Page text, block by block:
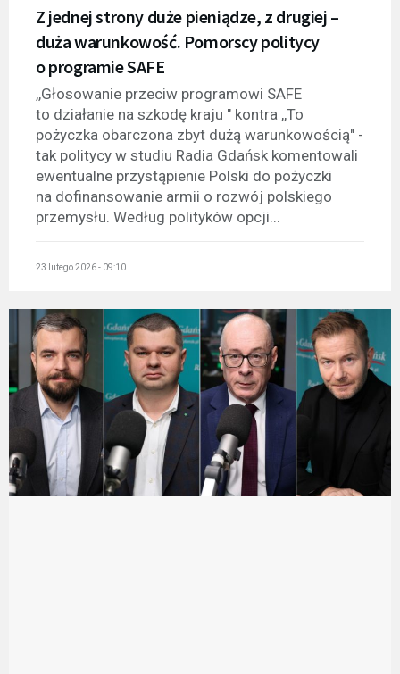
Z jednej strony duże pieniądze, z drugiej –
duża warunkowość. Pomorscy politycy
o programie SAFE
,,Głosowanie przeciw programowi SAFE
to działanie na szkodę kraju " kontra ,,To
pożyczka obarczona zbyt dużą warunkowością" -
tak politycy w studiu Radia Gdańsk komentowali
ewentualne przystąpienie Polski do pożyczki
na dofinansowanie armii o rozwój polskiego
przemysłu. Według polityków opcji...
23 lutego 2026 - 09:10